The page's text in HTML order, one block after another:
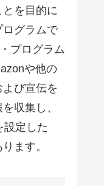
を目的に
グラムで
プログラム
や他の
び宣伝を
収集し、
設定した
ます。